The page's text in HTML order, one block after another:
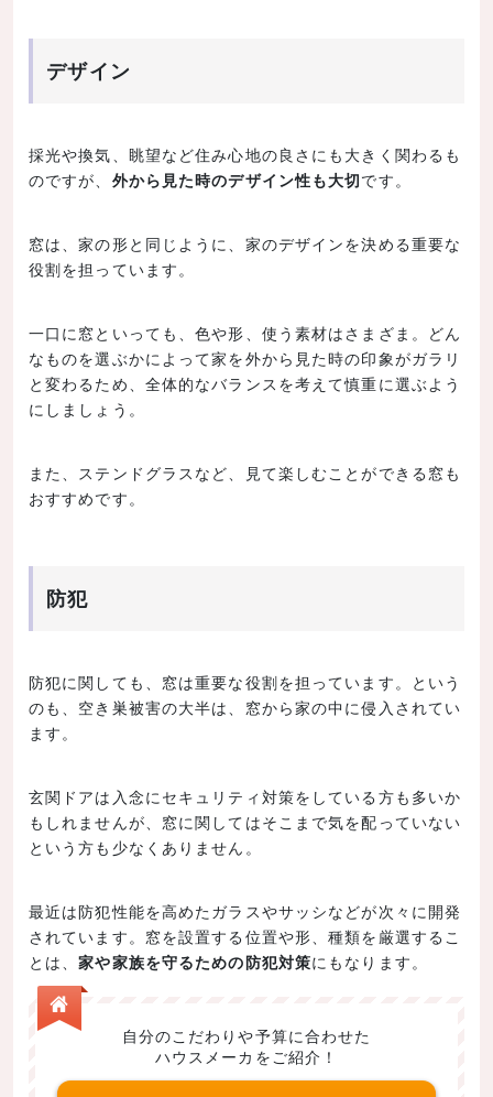
デザイン
採光や換気、眺望など住み心地の良さにも大きく関わるも
のですが、 外から見た時のデザイン性も大切です。
窓は、家の形と同じように、家のデザインを決める重要な
役割を担っています。
一口に窓といっても、色や形、使う素材はさまざま。どん
なものを選ぶかによって家を外から見た時の印象がガラリ
と変わるため、全体的なバランスを考えて慎重に選ぶよう
にしましょう。
また、ステンドグラスなど、見て楽しむことができる窓も
おすすめです。
防犯
防犯に関しても、窓は重要な役割を担っています。という
のも、空き巣被害の大半は、窓から家の中に侵入されてい
ます。
玄関ドアは入念にセキュリティ対策をしている方も多いか
もしれませんが、窓に関してはそこまで気を配っていない
という方も少なくありません。
最近は防犯性能を高めたガラスやサッシなどが次々に開発
されています。窓を設置する位置や形、種類を厳選するこ
とは、家や家族を守るための防犯対策にもなります。
自分のこだわりや予算に合わせた
ハウスメーカをご紹介！